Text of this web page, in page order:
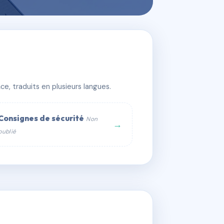
traduits en plusieurs langues.
de sécurité Non
→